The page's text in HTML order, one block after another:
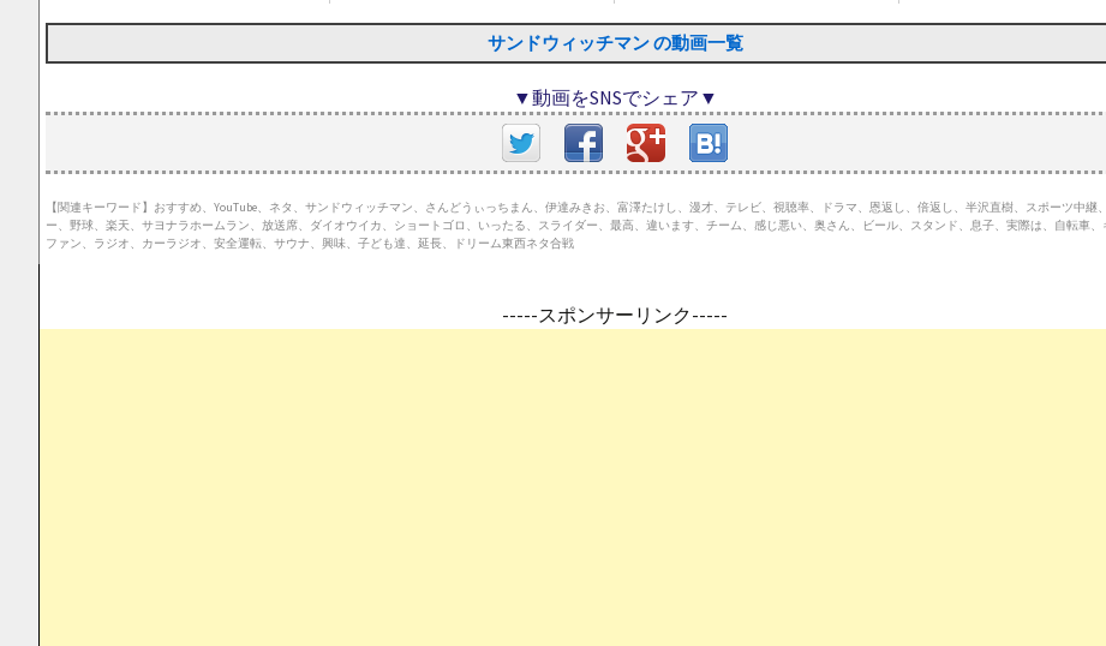
サンドウィッチマン の動画一覧
▼動画をSNSでシェア▼
【関連キーワード】おすすめ、YouTube、ネタ、サンドウィッチマン、さんどうぃっちまん、伊達みきお、富澤たけし、漫才、テレビ、視聴率、ドラマ、恩返し、倍返し、半沢直樹、スポーツ中継
ー、野球、楽天、サヨナラホームラン、放送席、ダイオウイカ、ショートゴロ、いったる、スライダー、最高、違います、チーム、感じ悪い、奥さん、ビール、スタンド、息子、実際は、自転車、
ファン、ラジオ、カーラジオ、安全運転、サウナ、興味、子ども達、延長、ドリーム東西ネタ合戦
-----スポンサーリンク-----